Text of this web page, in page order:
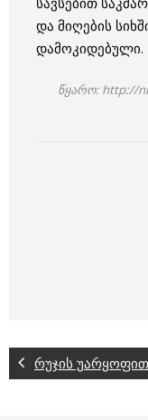
და მიღების
დამოკიდებული.
წყარო: http://
რუჯის